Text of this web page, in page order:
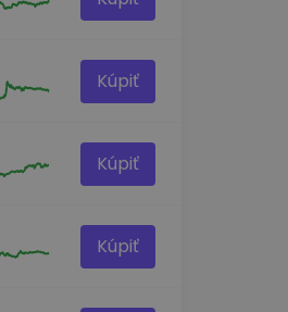
Kúpiť
Kúpiť
Kúpiť